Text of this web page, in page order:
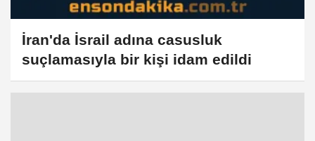
İran'da İsrail adına casusluk
suçlamasıyla bir kişi idam edildi